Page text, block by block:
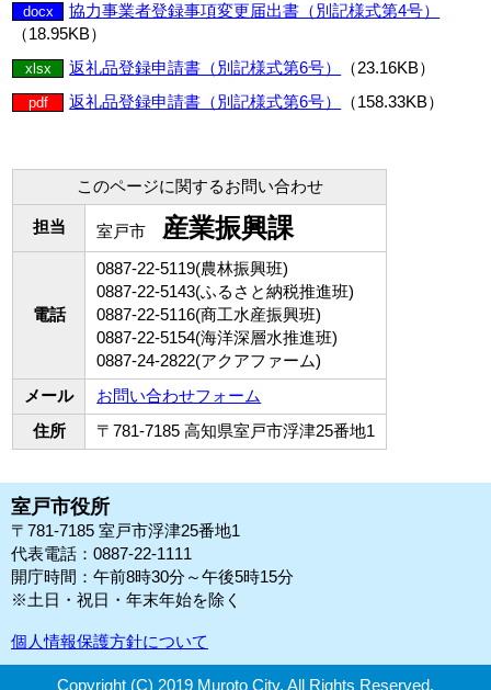
docx
協力事業者登録事項変更届出書（別記様式第4号）
（18.95KB）
xlsx 返礼品登録申請書（別記様式第6号） （23.16KB）
pdf 返礼品登録申請書（別記様式第6号） （158.33KB）
このページに関するお問い合わせ
担当 室戸市 産業振興課
電話
0887-22-5119(農林振興班)
0887-22-5143(ふるさと納税推進班)
0887-22-5116(商工水産振興班)
0887-22-5154(海洋深層水推進班)
0887-24-2822(アクアファーム)
メール
お問い合わせフォーム
住所
〒781-7185 高知県室戸市浮津25番地1
室戸市役所
〒781-7185 室戸市浮津25番地1
代表電話：0887-22-1111
開庁時間：午前8時30分～午後5時15分
※土日・祝日・年末年始を除く
個人情報保護方針について
Copyright (C) 2019 Muroto City. All Rights Reserved.